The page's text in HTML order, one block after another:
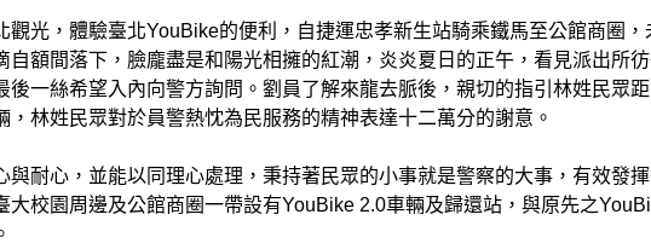
光，體驗臺北YouBike的便利，自捷運忠孝新生站騎乘鐵馬至公館商圈，
自額間落下，臉龐盡是和陽光相擁的紅潮，炎炎夏日的正午，看見派出所
一絲希望入內向警方詢問。劉員了解來龍去脈後，親切的指引林姓民眾
林姓民眾對於員警熱忱為民服務的精神表達十二萬分的謝意。
與耐心，並能以同理心處理，秉持著民眾的小事就是警察的大事，有效發
大校園周邊及公館商圈一帶設有YouBike 2.0車輛及歸還站，與原先之